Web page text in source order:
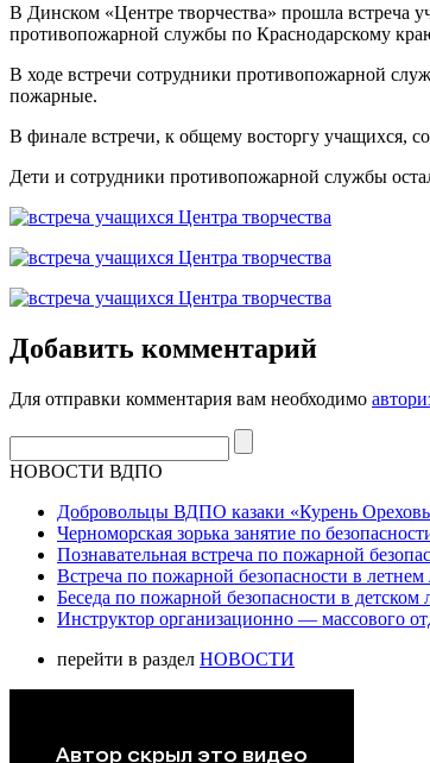
В Динском «Центре творчества» прошла встреча
противопожарной службы по Краснодарскому
В ходе встречи сотрудники противопожарной
пожарные.
В финале встречи, к общему восторгу учащихся,
Дети и сотрудники противопожарной службы
Добавить комментарий
Для отправки комментария вам необходимо
НОВОСТИ ВДПО
Добровольцы ВДПО казаки «Курень
Черноморская зорька занятие по
Познавательная встреча по пожарной
Встреча по пожарной безопасности в летнем
Беседа по пожарной безопасности в детском
Инструктор организационно — массового
перейти в раздел НОВОСТИ